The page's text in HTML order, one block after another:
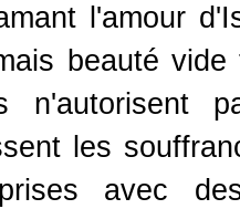
l'amour
beauté
n'autorisent
les
avec